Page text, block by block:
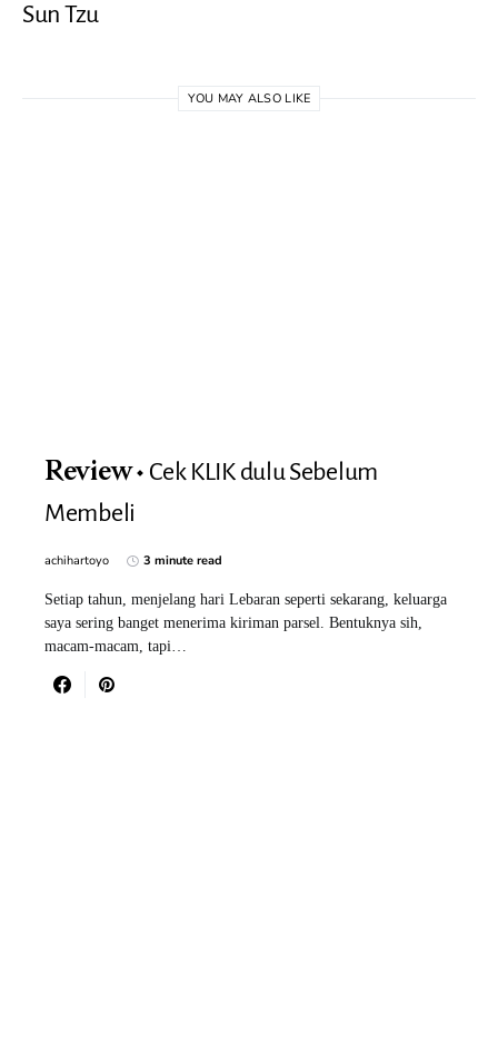
Sun Tzu
YOU MAY ALSO LIKE
Review
Cek KLIK dulu Sebelum
Membeli
achihartoyo 3 minute read
Setiap tahun, menjelang hari Lebaran seperti sekarang, keluarga
saya sering banget menerima kiriman parsel. Bentuknya sih,
macam-macam, tapi…